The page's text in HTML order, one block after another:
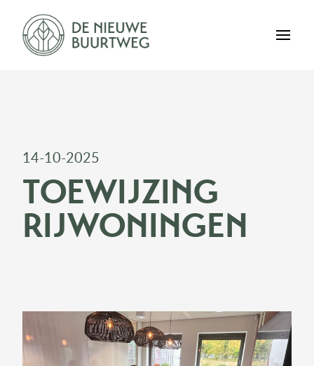
14-10-2025
TOEWIJZING
RIJWONINGEN